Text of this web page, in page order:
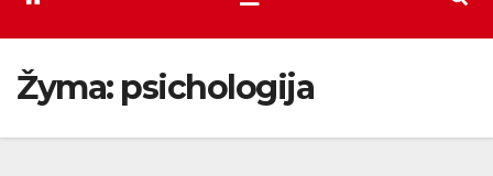
Žyma: psichologija